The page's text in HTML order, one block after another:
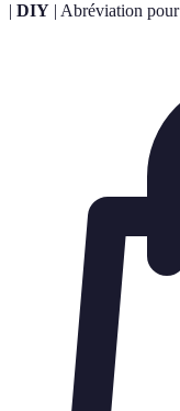
| DIY | Abréviation pour